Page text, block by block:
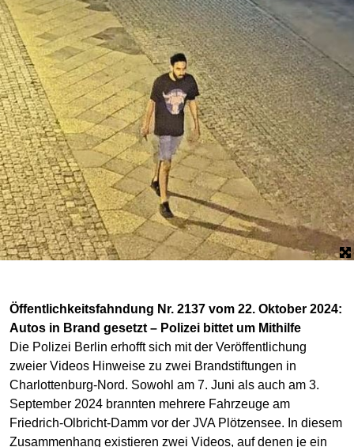
Öffentlichkeitsfahndung Nr. 2137 vom 22. Oktober 2024:
Autos in Brand gesetzt – Polizei bittet um Mithilfe
Die Polizei Berlin erhofft sich mit der Veröffentlichung
zweier Videos Hinweise zu zwei Brandstiftungen in
Charlottenburg-Nord. Sowohl am 7. Juni als auch am 3.
September 2024 brannten mehrere Fahrzeuge am
Friedrich-Olbricht-Damm vor der JVA Plötzensee. In diesem
Zusammenhang existieren zwei Videos, auf denen je ein